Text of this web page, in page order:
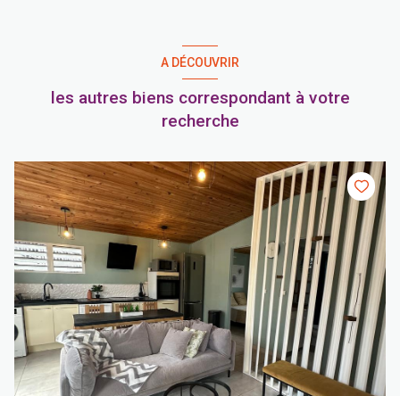
A DÉCOUVRIR
les autres biens correspondant à votre
recherche